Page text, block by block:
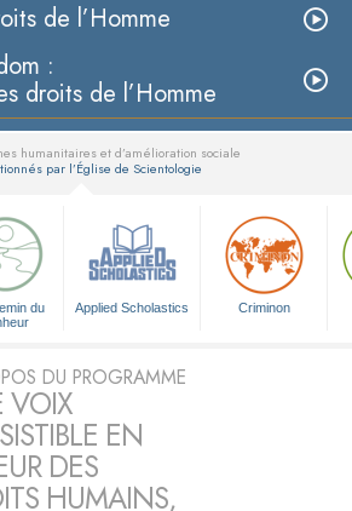
de l’Homme
:
droits de l’Homme
humanitaires et d’amélioration sociale
par l’Église de Scientologie
du
Applied Scholastics Criminon
DU PROGRAMME
VOIX
EN
DES
HUMAINS,